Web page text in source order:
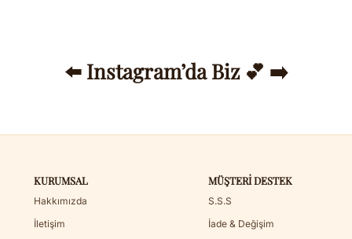
⬅️ Instagram’da Biz 💕 ➡️
KURUMSAL
Hakkımızda
İletişim
MÜŞTERI DESTEK
S.S.S
İade & Değişim